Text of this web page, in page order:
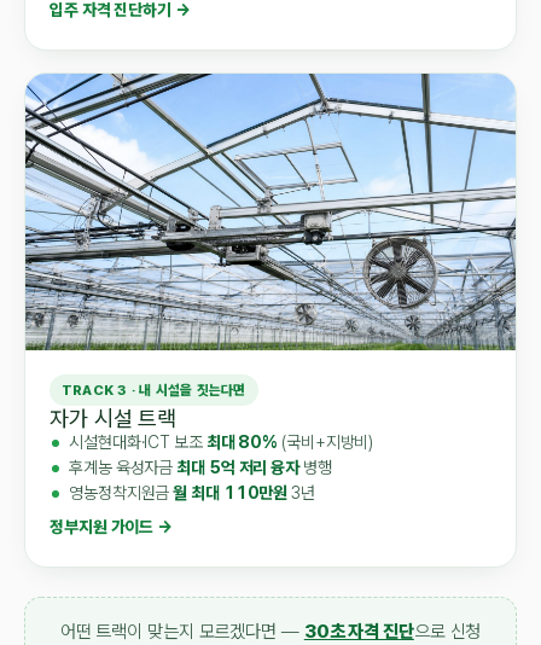
입주 자격 진단하기 →
TRACK 3 · 내 시설을 짓는다면
자가 시설 트랙
시설현대화·ICT 보조 최대 80% (국비+지방비)
후계농 육성자금 최대 5억 저리 융자병행
영농정착지원금월 최대 110만원 3년
정부지원 가이드 →
어떤 트랙이 맞는지 모르겠다면 — 30초 자격 진단으로 신청